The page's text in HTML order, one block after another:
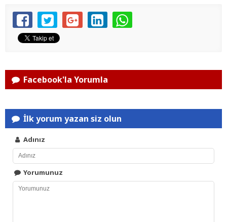
Facebook'la Yorumla
İlk yorum yazan siz olun
Adınız
Yorumunuz